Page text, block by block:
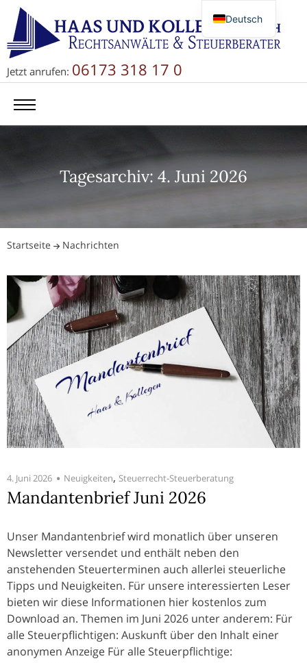
Jetzt anrufen: 06173 318 17 0
Tagesarchiv: 4. Juni 2026
Startseite Nachrichten
4. Juni 2026 Neuigkeiten, Steuerrecht-Steuerberatung
Mandantenbrief Juni 2026
Unser Mandantenbrief wird monatlich über unseren
Newsletter versendet und enthält neben den
anstehenden Steuerterminen auch allerlei steuerliche
Tipps und Neuigkeiten. Für unsere interessierten Leser
bieten wir diese Informationen hier kostenlos zum
Download an. Themen im Juni 2026 unter anderem: Für
alle Steuerpflichtigen: Auskunft über den Inhalt einer
anonymen Anzeige Für alle Steuerpflichtige:
Deutsch
English
简体中文